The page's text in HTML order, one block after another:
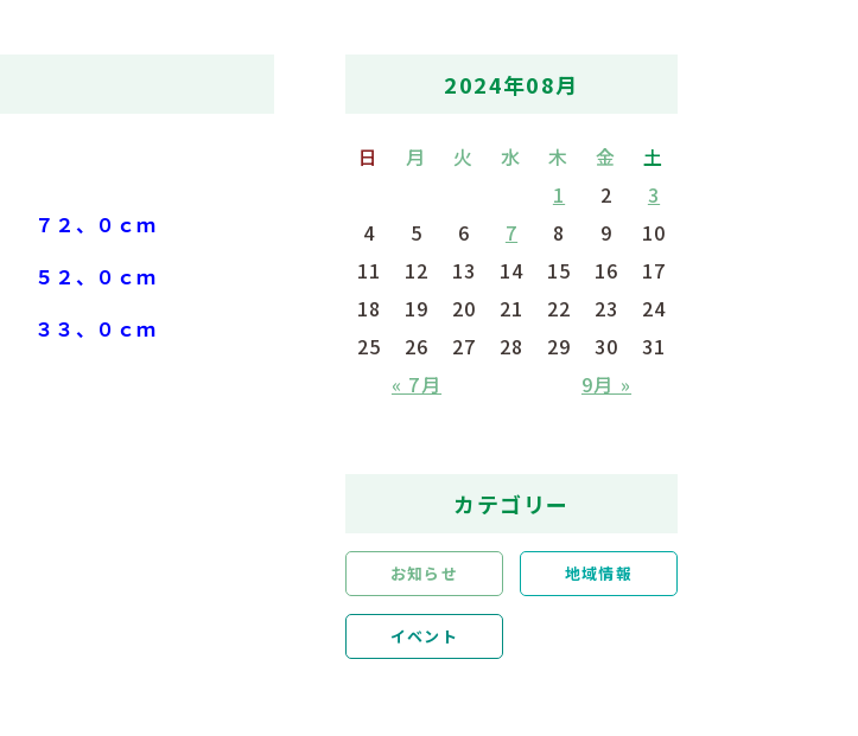
７２、０ｃｍ
５２、０ｃｍ
３３、０ｃｍ
2024年08月
日 月 火 水 木 金 土
« 7月 9月 »
1 2
3
4
5 6 7 8 9
10
11
12 13 14 15 16
17
18
19 20 21 22 23
24
25
26 27 28 29 30 31
カテゴリー
お知らせ 地域情報
イベント